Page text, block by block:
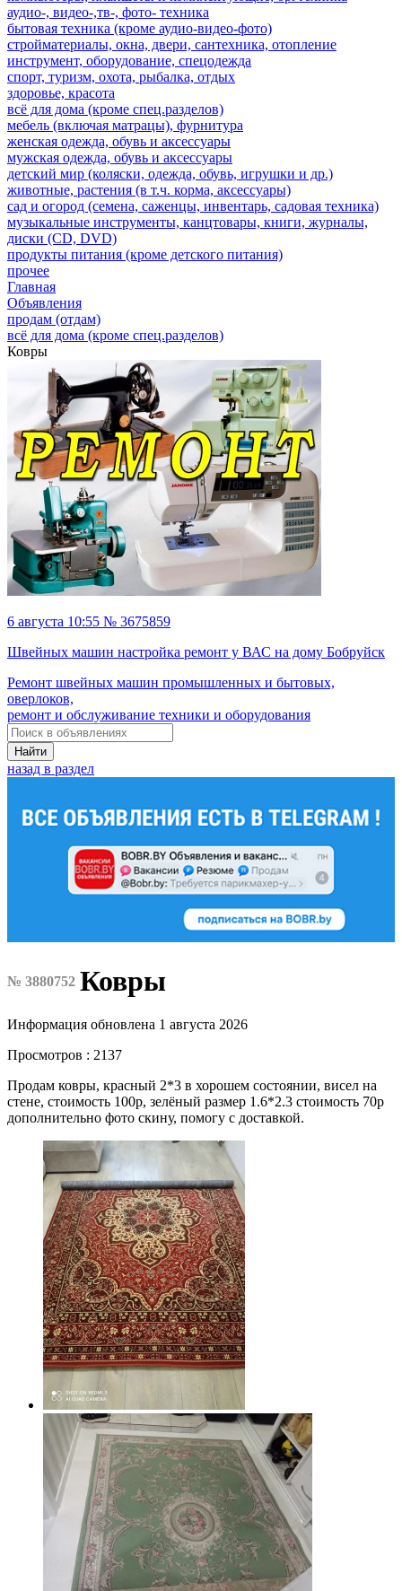
аудио-, видео-,тв-, фото- техника
бытовая техника (кроме аудио-видео-фото)
стройматериалы, окна, двери, сантехника, отопление
инструмент, оборудование, спецодежда
спорт, туризм, охота, рыбалка, отдых
здоровье, красота
всё для дома (кроме спец.разделов)
мебель (включая матрацы), фурнитура
женская одежда, обувь и аксессуары
мужская одежда, обувь и аксессуары
детский мир (коляски, одежда, обувь, игрушки и др.)
животные, растения (в т.ч. корма, аксессуары)
сад и огород (семена, саженцы, инвентарь, садовая техника)
музыкальные инструменты, канцтовары, книги, журналы,
диски (CD, DVD)
продукты питания (кроме детского питания)
прочее
Главная
Объявления
продам (отдам)
всё для дома (кроме спец.разделов)
Ковры
6 августа 10:55 № 3675859
Швейных машин настройка ремонт у ВАС на дому Бобруйск
Ремонт швейных машин промышленных и бытовых,
оверлоков,
ремонт и обслуживание техники и оборудования
Найти
назад в раздел
№ 3880752 Ковры
Информация обновлена 1 августа 2026
Просмотров : 2137
Продам ковры, красный 2*3 в хорошем состоянии, висел на
стене, стоимость 100р, зелёный размер 1.6*2.3 стоимость 70р
дополнительно фото скину, помогу с доставкой.